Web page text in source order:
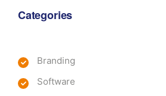
Categories
Branding
Software